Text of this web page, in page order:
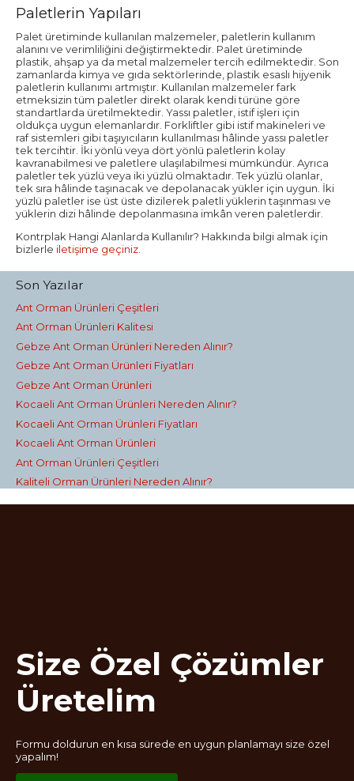
Paletlerin Yapıları
Palet üretiminde kullanılan malzemeler, paletlerin kullanım
alanını ve verimliliğini değiştirmektedir. Palet üretiminde
plastik, ahşap ya da metal malzemeler tercih edilmektedir. Son
zamanlarda kimya ve gıda sektörlerinde, plastik esaslı hijyenik
paletlerin kullanımı artmıştır. Kullanılan malzemeler fark
etmeksizin tüm paletler direkt olarak kendi türüne göre
standartlarda üretilmektedir. Yassı paletler, istif işleri için
oldukça uygun elemanlardır. Forkliftler gibi istif makineleri ve
raf sistemleri gibi taşıyıcıların kullanılması hâlinde yassı paletler
tek tercihtir. İki yönlü veya dört yönlü paletlerin kolay
kavranabilmesi ve paletlere ulaşılabilmesi mümkündür. Ayrıca
paletler tek yüzlü veya iki yüzlü olmaktadır. Tek yüzlü olanlar,
tek sıra hâlinde taşınacak ve depolanacak yükler için uygun. İki
yüzlü paletler ise üst üste dizilerek paletli yüklerin taşınması ve
yüklerin dizi hâlinde depolanmasına imkân veren paletlerdir.
Kontrplak Hangi Alanlarda Kullanılır? Hakkında bilgi almak için
bizlerle iletişime geçiniz.
Son Yazılar
Ant Orman Ürünleri Çeşitleri
Ant Orman Ürünleri Kalitesi
Gebze Ant Orman Ürünleri Nereden Alınır?
Gebze Ant Orman Ürünleri Fiyatları
Gebze Ant Orman Ürünleri
Kocaeli Ant Orman Ürünleri Nereden Alınır?
Kocaeli Ant Orman Ürünleri Fiyatları
Kocaeli Ant Orman Ürünleri
Ant Orman Ürünleri Çeşitleri
Kaliteli Orman Ürünleri Nereden Alınır?
Size Özel Çözümler
Üretelim
Formu doldurun en kısa sürede en uygun planlamayı size özel
yapalım!